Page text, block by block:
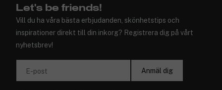
Let's be friends!
Vill du ha våra bästa erbjudanden, skönhetstips och
inspirationer direkt till din inkorg? Registrera dig på vårt
nyhetsbrev!
E-post Anmäl dig